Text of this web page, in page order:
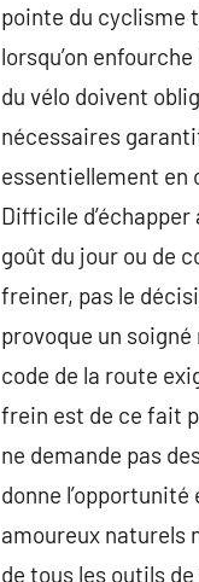
pointe du cyclisme
lorsqu’on
du vélo doivent
nécessaires
essentiellement en
Difficile
goût du jour ou de
freiner, pas le
provoque un
code de la route
frein est de ce fait
ne demande pas
donne
amoureux naturels
de tous les outils